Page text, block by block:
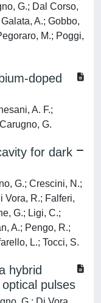
G.; Dal Corso,
A.; Gobbo,
M.; Poggi,
doped
A. F.;
G.
for dark
G.; Crescini, N.;
Vora, R.; Falferi,
G.; Ligi, C.;
A.; Pengo, R.;
L.; Tocci, S.
hybrid
pulses